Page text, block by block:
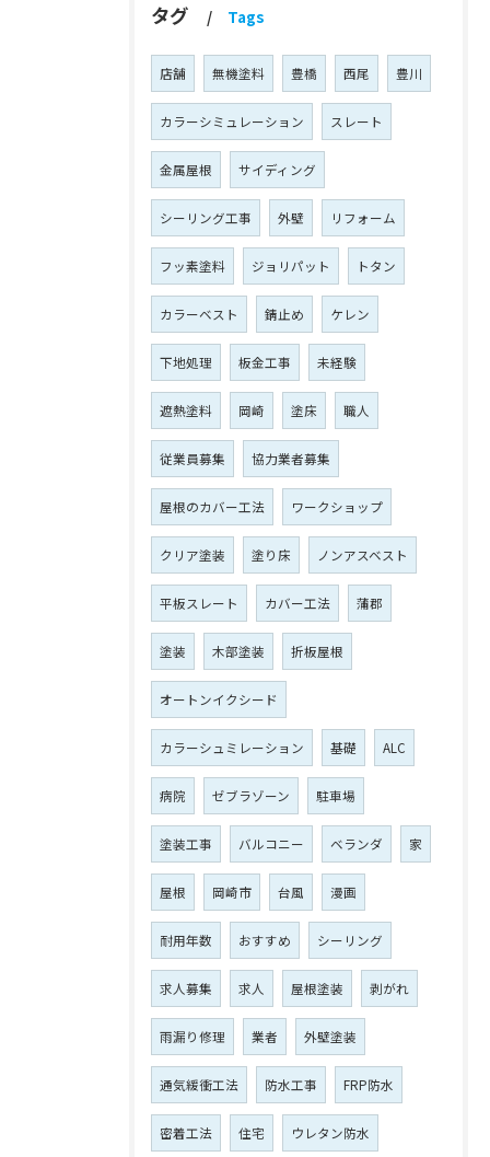
タグ Tags
店舗 無機塗料 豊橋 西尾 豊川
カラーシミュレーション スレート
金属屋根 サイディング
シーリング工事 外壁 リフォーム
フッ素塗料 ジョリパット トタン
カラーベスト 錆止め ケレン
下地処理 板金工事 未経験
遮熱塗料 岡崎 塗床 職人
従業員募集 協力業者募集
屋根のカバー工法 ワークショップ
クリア塗装 塗り床 ノンアスベスト
平板スレート カバー工法 蒲郡
塗装 木部塗装 折板屋根
オートンイクシード
カラーシュミレーション 基礎 ALC
病院 ゼブラゾーン 駐車場
塗装工事 バルコニー ベランダ 家
屋根 岡崎市 台風 漫画
耐用年数 おすすめ シーリング
求人募集 求人 屋根塗装 剥がれ
雨漏り修理 業者 外壁塗装
通気緩衝工法 防水工事 FRP防水
密着工法 住宅 ウレタン防水